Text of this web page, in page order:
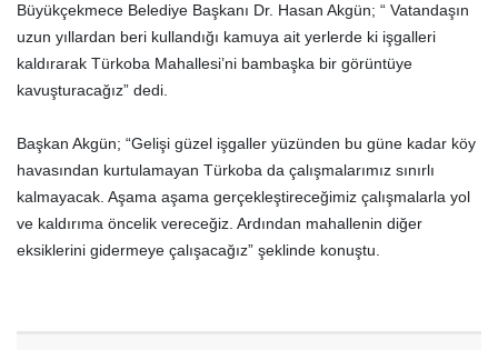
Büyükçekmece Belediye Başkanı Dr. Hasan Akgün; “ Vatandaşın
uzun yıllardan beri kullandığı kamuya ait yerlerde ki işgalleri
kaldırarak Türkoba Mahallesi’ni bambaşka bir görüntüye
kavuşturacağız” dedi.
Başkan Akgün; “Gelişi güzel işgaller yüzünden bu güne kadar köy
havasından kurtulamayan Türkoba da çalışmalarımız sınırlı
kalmayacak. Aşama aşama gerçekleştireceğimiz çalışmalarla yol
ve kaldırıma öncelik vereceğiz. Ardından mahallenin diğer
eksiklerini gidermeye çalışacağız” şeklinde konuştu.